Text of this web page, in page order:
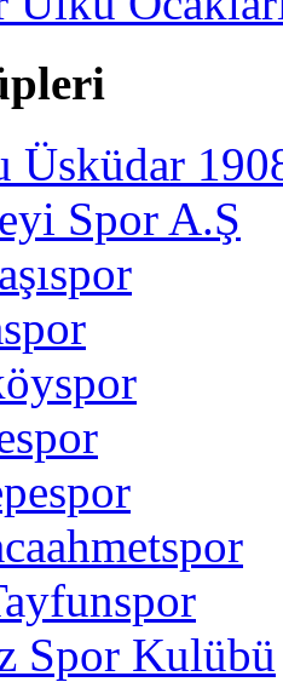
Üsküdar
Spor A.Ş
Spor Kulübü